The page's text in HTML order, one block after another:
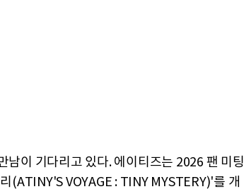
남이 기다리고 있다. 에이티즈는 2026 팬 미팅
(ATINY'S VOYAGE : TINY MYSTERY)'를 개